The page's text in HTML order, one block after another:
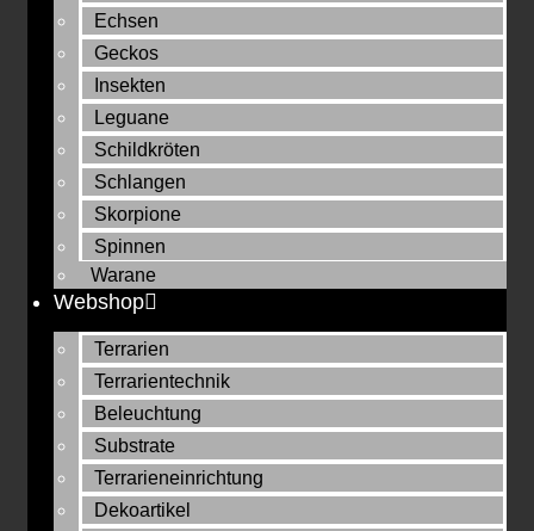
Echsen
Geckos
Insekten
Leguane
Schildkröten
Schlangen
Skorpione
Spinnen
Warane
Webshop
Terrarien
Terrarientechnik
Beleuchtung
Substrate
Terrarieneinrichtung
Dekoartikel